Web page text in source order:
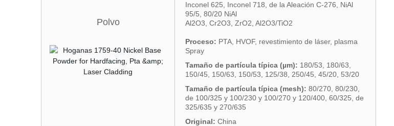
Polvo
Inconel 625, Inconel 718, de la Aleación C-276, NiAl
95/5, 80/20 NiAl
Al2O3, Cr2O3, ZrO2, Al2O3/TiO2
Proceso: PTA, HVOF, revestimiento de láser, plasma
Spray
Tamaño de partícula típica (µm): 180/53, 180/63,
150/45, 150/63, 150/53, 125/38, 250/45, 45/20, 53/20
Tamaño de partícula típica (mesh): 80/270, 80/230,
de 100/325 y 100/230 y 100/270 y 120/400, 60/325, de
325/635 y 270/635
Original: China